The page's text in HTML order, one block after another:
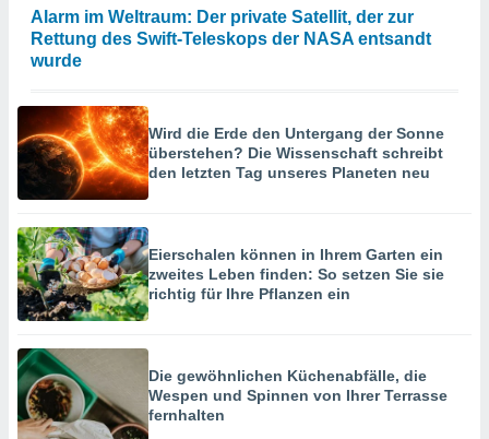
Alarm im Weltraum: Der private Satellit, der zur
Rettung des Swift-Teleskops der NASA entsandt
wurde
Wird die Erde den Untergang der Sonne
überstehen? Die Wissenschaft schreibt
den letzten Tag unseres Planeten neu
Eierschalen können in Ihrem Garten ein
zweites Leben finden: So setzen Sie sie
richtig für Ihre Pflanzen ein
Die gewöhnlichen Küchenabfälle, die
Wespen und Spinnen von Ihrer Terrasse
fernhalten